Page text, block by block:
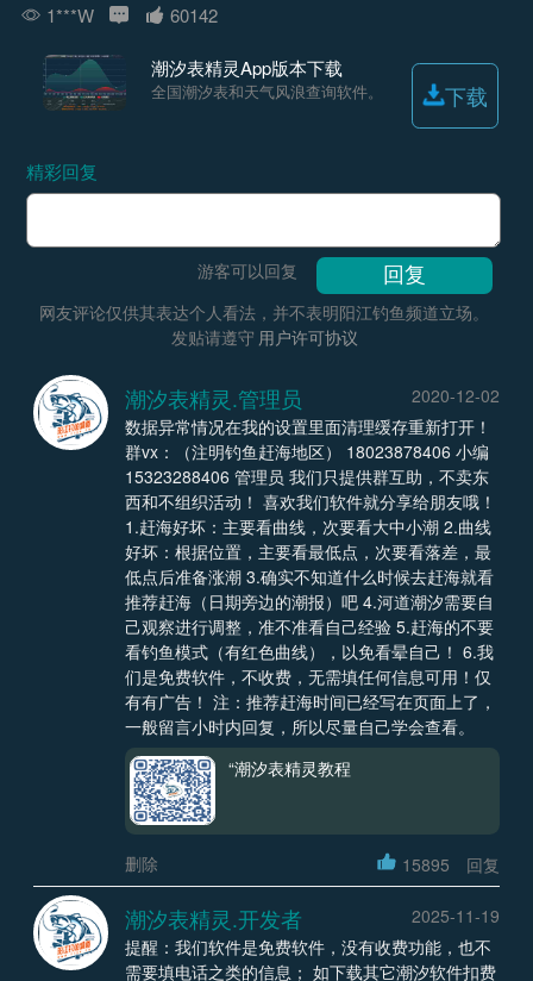
1***W 60142
潮汐表精灵App版本下载
全国潮汐表和天气风浪查询软件。 下载
精彩回复
游客可以回复
网友评论仅供其表达个人看法，并不表明阳江钓鱼频道立场。
发贴请遵守 用户许可协议
潮汐表精灵.管理员
2020-12-02
数据异常情况在我的设置里面清理缓存重新打开！
群vx：（注明钓鱼赶海地区） 18023878406 小编
15323288406 管理员 我们只提供群互助，不卖东
西和不组织活动！ 喜欢我们软件就分享给朋友哦！
1.赶海好坏：主要看曲线，次要看大中小潮 2.曲线
好坏：根据位置，主要看最低点，次要看落差，最
低点后准备涨潮 3.确实不知道什么时候去赶海就看
推荐赶海（日期旁边的潮报）吧 4.河道潮汐需要自
己观察进行调整，准不准看自己经验 5.赶海的不要
看钓鱼模式（有红色曲线），以免看晕自己！ 6.我
们是免费软件，不收费，无需填任何信息可用！仅
有有广告！ 注：推荐赶海时间已经写在页面上了，
一般留言小时内回复，所以尽量自己学会查看。
“潮汐表精灵教程
删除 15895 回复
潮汐表精灵.开发者
2025-11-19
提醒：我们软件是免费软件，没有收费功能，也不
需要填电话之类的信息； 如下载其它潮汐软件扣费